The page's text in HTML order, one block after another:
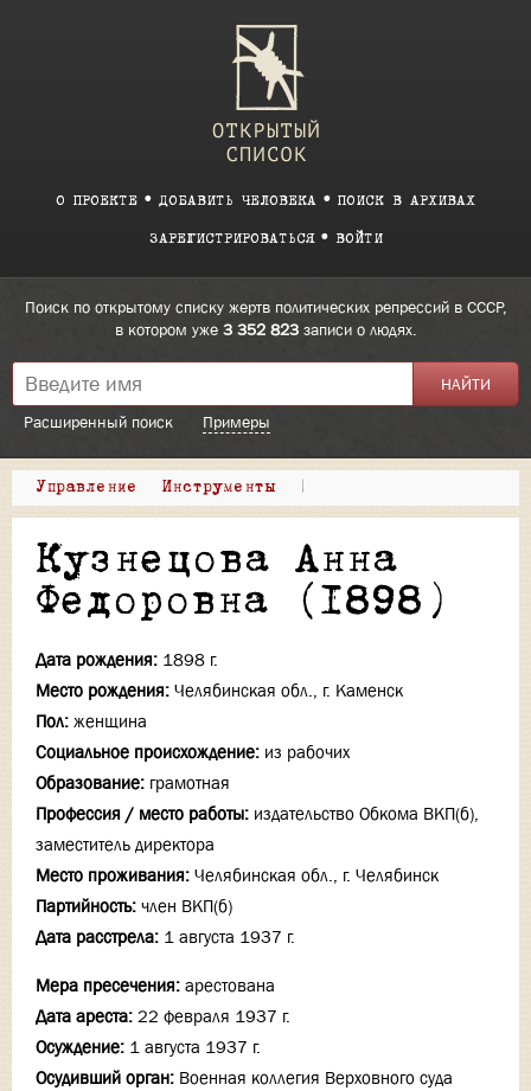
О ПРОЕКТЕ ДОБАВИТЬ ЧЕЛОВЕКА ПОИСК В АРХИВАХ
ЗАРЕГИСТРИРОВАТЬСЯ ВОЙТИ
Поиск по открытому списку жертв политических репрессий в СССР,
в котором уже 3 352 823записи о людях.
Расширенный поиск Примеры
Управление Инструменты |
Кузнецова Анна
Федоровна (1898)
Дата рождения: 1898 г.
Место рождения: Челябинская обл., г. Каменск
Пол: женщина
Социальное происхождение: из рабочих
Образование: грамотная
Профессия / место работы: издательство Обкома ВКП(б),
заместитель директора
Место проживания: Челябинская обл., г. Челябинск
Партийность: член ВКП(б)
Дата расстрела: 1 августа 1937 г.
Мера пресечения: арестована
Дата ареста: 22 февраля 1937 г.
Осуждение: 1 августа 1937 г.
Осудивший орган: Военная коллегия Верховного суда